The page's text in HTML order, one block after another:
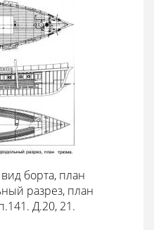
борта, план
разрез, план
Д.20, 21.